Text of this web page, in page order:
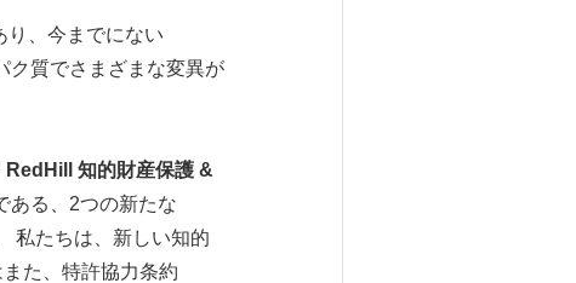
り、今までにない
ク質でさまざまな変異が
RedHill 知的財産保護 &
ある、2つの新たな
私たちは、新しい知的
た、特許協力条約